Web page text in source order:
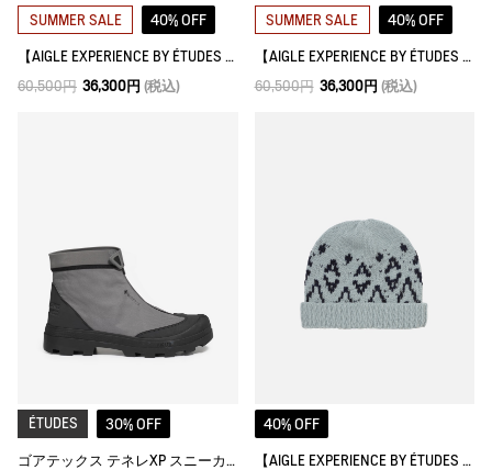
SUMMER SALE 40% OFF
【AIGLE EXPERIENCE BY ÉTUDES STUDIO】 マルチポケットパンツ
60,500円 36,300円 (税込)
SUMMER SALE 40% OFF
【AIGLE EXPERIENCE BY ÉTUDES STUDIO】 マルチポケットパンツ
60,500円 36,300円 (税込)
ÉTUDES 30% OFF
ゴアテックス テネレXP スニーカー
40% OFF
【AIGLE EXPERIENCE BY ÉTUDES STUDIO】スノーフレーク ビーニー